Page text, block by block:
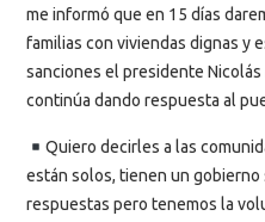
me informó que en 15 días
familias con viviendas dignas y
sanciones el presidente
continúa dando respuesta al
Quiero decirles a las
están solos, tienen un
respuestas pero tenemos la